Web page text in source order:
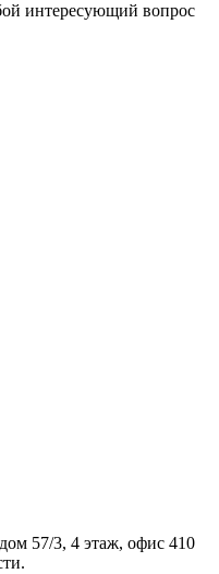
интересующий вопрос
57/3, 4 этаж, офис 410